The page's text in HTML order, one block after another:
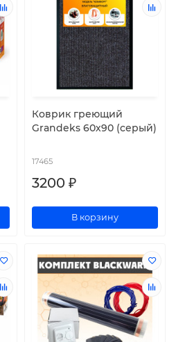
Коврик греющий
Grandeks 60х90 (серый)
17465
3200 ₽
В корзину